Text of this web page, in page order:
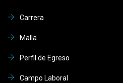
Carrera
Malla
Perfil de Egreso
Campo Laboral